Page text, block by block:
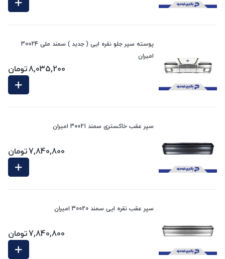
پوسته سپر جلو نقره ایی ( جدید ) سمند ملی 30024
امیران
8,035,200تومان
سپر عقب خاکستری سمند 30021 امیران
7,840,800تومان
سپر عقب نقره ایی سمند 30020 امیران
7,840,800تومان